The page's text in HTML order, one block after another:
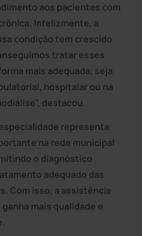
aos pacientes com
Infelizmente, a
condição tem crescido
tratar esses
mais adequada, seja
hospitalar ou na
destacou.
representa
na rede municipal
o diagnóstico
adequado das
Com isso, a assistência
mais qualidade e